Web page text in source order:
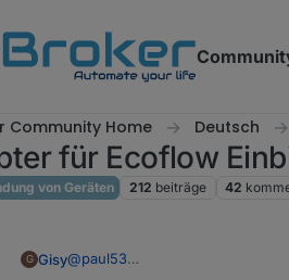
Community Home Deutsch
für Ecoflow
von Geräten 212 beiträge 42
G Gisy@paul53